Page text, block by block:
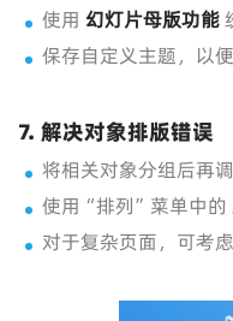
使用 幻灯片母版功能
保存自定义主题，以便
7. 解决对象排版错误
将相关对象分组后再
使用“排列”菜单中的
对于复杂页面，可考